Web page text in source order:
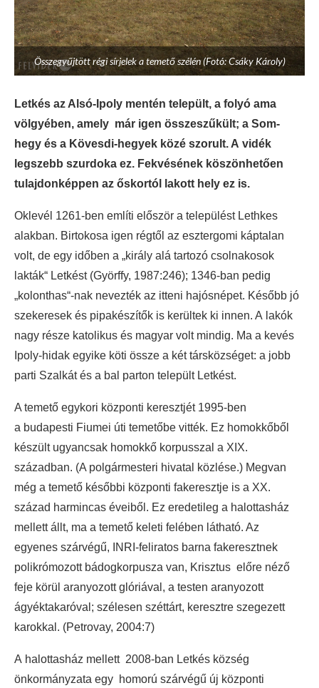
Összegyűjtött régi sírjelek a temető szélén (Fotó: Csáky Károly)
Letkés az Alsó-Ipoly mentén települt, a folyó ama
völgyében, amely már igen összeszűkült; a Som-
hegy és a Kövesdi-hegyek közé szorult. A vidék
legszebb szurdoka ez. Fekvésének köszönhetően
tulajdonképpen az őskortól lakott hely ez is.
Oklevél 1261-ben említi először a települést Lethkes
alakban. Birtokosa igen régtől az esztergomi káptalan
volt, de egy időben a „király alá tartozó csolnakosok
lakták“ Letkést (Györffy, 1987:246); 1346-ban pedig
„kolonthas“-nak nevezték az itteni hajósnépet. Később jó
szekeresek és pipakészítők is kerültek ki innen. A lakók
nagy része katolikus és magyar volt mindig. Ma a kevés
Ipoly-hidak egyike köti össze a két társközséget: a jobb
parti Szalkát és a bal parton települt Letkést.
A temető egykori központi keresztjét 1995-ben
a budapesti Fiumei úti temetőbe vitték. Ez homokkőből
készült ugyancsak homokkő korpusszal a XIX.
században. (A polgármesteri hivatal közlése.) Megvan
még a temető későbbi központi fakeresztje is a XX.
század harmincas éveiből. Ez eredetileg a halottasház
mellett állt, ma a temető keleti felében látható. Az
egyenes szárvégű, INRI-feliratos barna fakeresztnek
polikrómozott bádogkorpusza van, Krisztus előre néző
feje körül aranyozott glóriával, a testen aranyozott
ágyéktakaróval; szélesen széttárt, keresztre szegezett
karokkal. (Petrovay, 2004:7)
A halottasház mellett 2008-ban Letkés község
önkormányzata egy homorú szárvégű új központi